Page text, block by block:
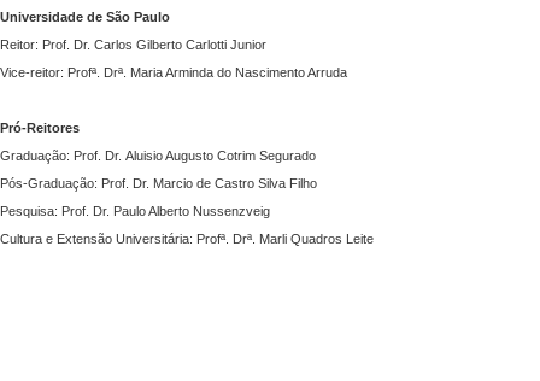
Universidade de São Paulo
Reitor: Prof. Dr. Carlos Gilberto Carlotti Junior
Vice-reitor: Profª. Drª. Maria Arminda do Nascimento Arruda
Pró-Reitores
Graduação: Prof. Dr. Aluisio Augusto Cotrim Segurado
Pós-Graduação: Prof. Dr. Marcio de Castro Silva Filho
Pesquisa: Prof. Dr. Paulo Alberto Nussenzveig
Cultura e Extensão Universitária: Profª. Drª. Marli Quadros Leite